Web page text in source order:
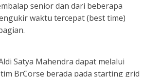
senior dan dari beberapa
waktu tercepat (best time)
Satya Mahendra dapat melalui
BrCorse berada pada starting grid